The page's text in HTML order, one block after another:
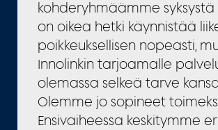
kohderyhmäämme
on oikea hetki käynnistää
poikkeuksellisen nopeasti,
Innolinkin tarjoamalle
olemassa selkeä tarve
Olemme jo sopineet
Ensivaiheessa keskitymme